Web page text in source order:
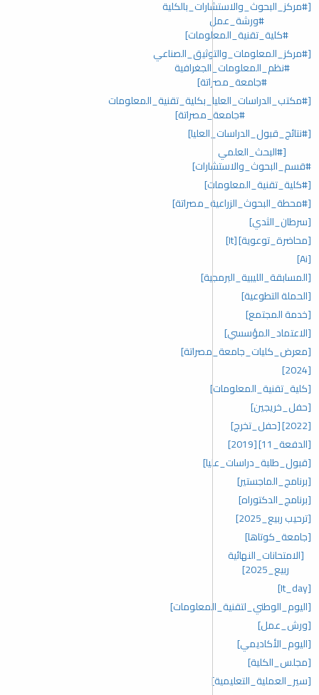
[#مركز_البحوث_والاستشارات_بالكلية
#ورشة_عمل
#كلية_تقنية_المعلومات]
[#مركز_المعلومات_والتوثيق_الصناعي
#نظم_المعلومات_الجغرافية
#جامعة_مصراتة]
[#مكتب_الدراسات_العليا_بكلية_تقنية_المعلومات
#جامعة_مصراتة]
[#نتائج_قبول_الدراسات_العليا]
[#البحث_العلمي
#قسم_البحوث_والاستشارات]
[#كلية_تقنية_المعلومات]
[#محطة_البحوث_الزراعية_مصراتة]
[سرطان_الثدي]
[محاضرة_توعوية][It]
[Ai]
[المسابقة_الليبية_البرمجية]
[الحملة التطوعية]
[خدمة المجتمع]
[الاعتماد_المؤسسي]
[معرض_كليات_جامعة_مصراتة]
[2024]
[كلية_تقنية_المعلومات]
[حفل_خريجين]
[2022]
[حفل_تخرج]
[الدفعة_11]
[2019]
[قبول_طلبة_دراسات_عليا]
[برنامج_الماجستير]
[برنامج_الدكتوراه]
[ترحيب ربيع_2025]
[جامعة_كوتاها]
[الامتحانات_النهائية
ربيع_2025]
[It_day]
[اليوم_الوطني_لتقنية_المعلومات]
[ورش_عمل]
[اليوم_الأكاديمي]
[مجلس_الكلية]
[سير_العملية_التعليمية]